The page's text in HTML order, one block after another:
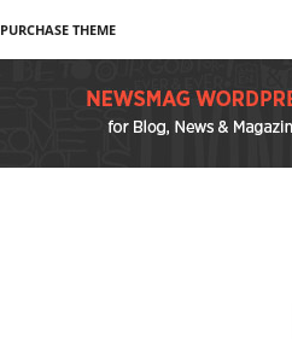
PURCHASE THEME